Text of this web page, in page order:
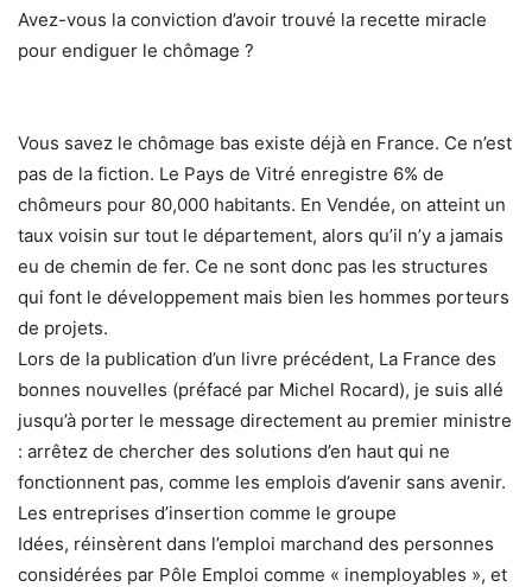
Avez-vous la conviction d’avoir trouvé la recette miracle
pour endiguer le chômage ?
Vous savez le chômage bas existe déjà en France. Ce n’est
pas de la fiction. Le Pays de Vitré enregistre 6% de
chômeurs pour 80,000 habitants. En Vendée, on atteint un
taux voisin sur tout le département, alors qu’il n’y a jamais
eu de chemin de fer. Ce ne sont donc pas les structures
qui font le développement mais bien les hommes porteurs
de projets.
Lors de la publication d’un livre précédent, La France des
bonnes nouvelles (préfacé par Michel Rocard), je suis allé
jusqu’à porter le message directement au premier ministre
: arrêtez de chercher des solutions d’en haut qui ne
fonctionnent pas, comme les emplois d’avenir sans avenir.
Les entreprises d’insertion comme le groupe
Idées, réinsèrent dans l’emploi marchand des personnes
considérées par Pôle Emploi comme « inemployables », et